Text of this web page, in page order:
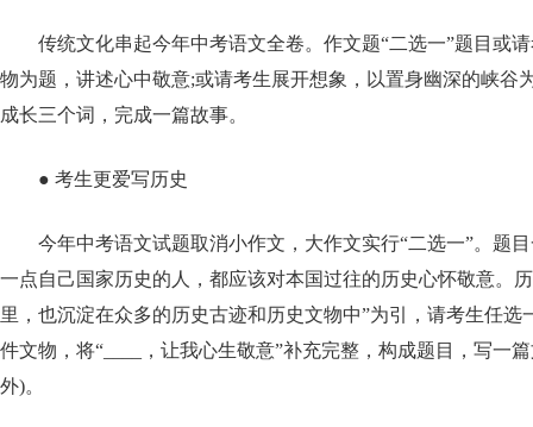
传统文化串起今年中考语文全卷。作文题“二选一”题目或
物为题，讲述心中敬意;或请考生展开想象，以置身幽深的峡谷
成长三个词，完成一篇故事。
● 考生更爱写历史
今年中考语文试题取消小作文，大作文实行“二选一”。题
一点自己国家历史的人，都应该对本国过往的历史心怀敬意。
里，也沉淀在众多的历史古迹和历史文物中”为引，请考生任选
件文物，将“____，让我心生敬意”补充完整，构成题目，写一
外)。